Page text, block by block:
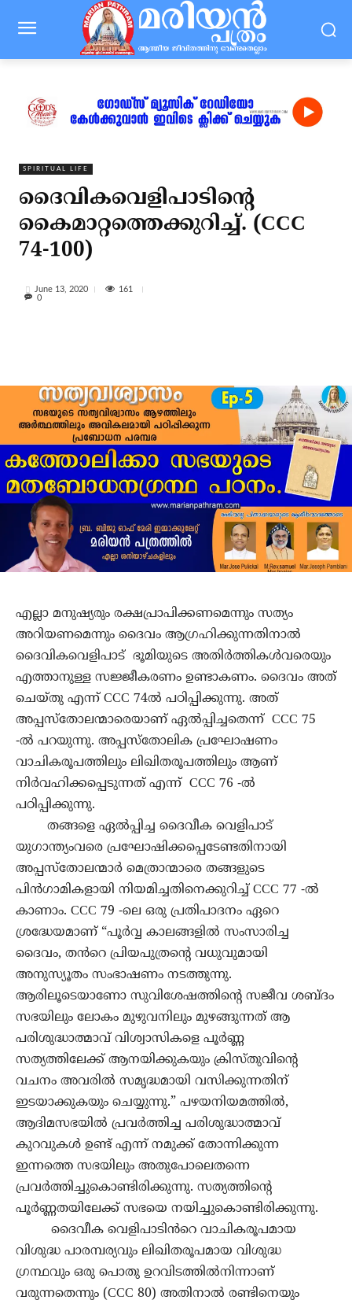
SPIRITUAL LIFE
ദൈവികവെളിപാടിൻ്റെ
കൈമാറ്റത്തെക്കുറിച്ച്. (CCC
74-100)
June 13, 2020
161
0
എല്ലാ മനുഷ്യരും രക്ഷപ്രാപിക്കണമെന്നും സത്യം
അറിയണമെന്നും ദൈവം ആഗ്രഹിക്കുന്നതിനാൽ
ദൈവികവെളിപാട് ഭൂമിയുടെ അതിർത്തികൾവരെയും
എത്താനുള്ള സജ്ജീകരണം ഉണ്ടാകണം. ദൈവം അത്
ചെയ്തു എന്ന് CCC 74ൽ പഠിപ്പിക്കുന്നു. അത്
അപ്പസ്തോലന്മാരെയാണ് ഏൽപ്പിച്ചതെന്ന് CCC 75
-ൽ പറയുന്നു. അപ്പസ്തോലിക പ്രഘോഷണം
വാചികരൂപത്തിലും ലിഖിതരൂപത്തിലും ആണ്
നിർവഹിക്കപ്പെടുന്നത് എന്ന് CCC 76 -ൽ
പഠിപ്പിക്കുന്നു.
തങ്ങളെ ഏൽപ്പിച്ച ദൈവീക വെളിപാട്
യുഗാന്ത്യംവരെ പ്രഘോഷിക്കപ്പെടേണ്ടതിനായി
അപ്പസ്തോലന്മാർ മെത്രാന്മാരെ തങ്ങളുടെ
പിൻഗാമികളായി നിയമിച്ചതിനെക്കുറിച്ച് CCC 77 -ൽ
കാണാം. CCC 79 -ലെ ഒരു പ്രതിപാദനം ഏറെ
ശ്രദ്ധേയമാണ് “പൂർവ്വ കാലങ്ങളിൽ സംസാരിച്ച
ദൈവം, തൻറെ പ്രിയപുത്രൻ്റെ വധുവുമായി
അനുസ്യൂതം സംഭാഷണം നടത്തുന്നു.
ആരിലൂടെയാണോ സുവിശേഷത്തിൻ്റെ സജീവ ശബ്ദം
സഭയിലും ലോകം മുഴുവനിലും മുഴങ്ങുന്നത് ആ
പരിശുദ്ധാത്മാവ് വിശ്വാസികളെ പൂർണ്ണ
സത്യത്തിലേക്ക് ആനയിക്കുകയും ക്രിസ്തുവിൻ്റെ
വചനം അവരിൽ സമൃദ്ധമായി വസിക്കുന്നതിന്
ഇടയാക്കുകയും ചെയ്യുന്നു.” പഴയനിയമത്തിൽ,
ആദിമസഭയിൽ പ്രവർത്തിച്ച പരിശുദ്ധാത്മാവ്
കുറവുകൾ ഉണ്ട് എന്ന് നമുക്ക് തോന്നിക്കുന്ന
ഇന്നത്തെ സഭയിലും അതുപോലെതന്നെ
പ്രവർത്തിച്ചുകൊണ്ടിരിക്കുന്നു. സത്യത്തിൻ്റെ
പൂർണ്ണതയിലേക്ക് സഭയെ നയിച്ചുകൊണ്ടിരിക്കുന്നു.
ദൈവീക വെളിപാടിൻറെ വാചികരൂപമായ
വിശുദ്ധ പാരമ്പര്യവും ലിഖിതരൂപമായ വിശുദ്ധ
ഗ്രന്ഥവും ഒരു പൊതു ഉറവിടത്തിൽനിന്നാണ്
വരുന്നതെന്നും (CCC 80) അതിനാൽ രണ്ടിനെയും